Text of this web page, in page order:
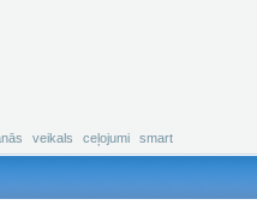
veikals ceļojumi smart